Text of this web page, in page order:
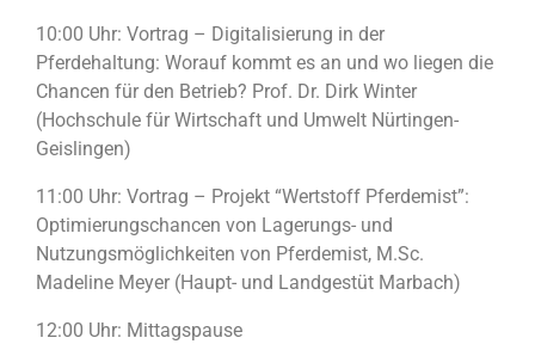
10:00 Uhr: Vortrag – Digitalisierung in der
Pferdehaltung: Worauf kommt es an und wo liegen die
Chancen für den Betrieb? Prof. Dr. Dirk Winter
(Hochschule für Wirtschaft und Umwelt Nürtingen-
Geislingen)
11:00 Uhr: Vortrag – Projekt “Wertstoff Pferdemist”:
Optimierungschancen von Lagerungs- und
Nutzungsmöglichkeiten von Pferdemist, M.Sc.
Madeline Meyer (Haupt- und Landgestüt Marbach)
12:00 Uhr: Mittagspause